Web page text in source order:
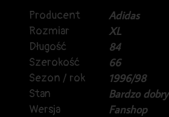
Producent
Adidas
Rozmiar
XL
Długość
84
Szerokość
66
Sezon / rok
1996/98
Stan
Bardzo dobry
Wersja
Fanshop